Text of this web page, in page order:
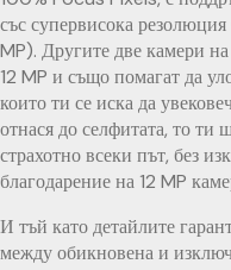
със супервисока
MP). Другите две камери
12 MP и също помагат да
които ти се иска да
отнася до селфитата, то ти
страхотно всеки път, без
благодарение на 12 MP
И тъй като детайлите
между обикновена и